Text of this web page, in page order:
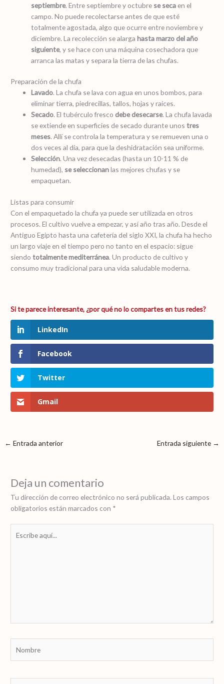
septiembre. Entre septiembre y octubre se seca en el
campo. No puede recolectarse antes de que esté
totalmente agostada, algo que ocurre entre noviembre y
diciembre. La recolección se alargahasta marzo del año
siguiente, y se hace con una máquina cosechadora que
arranca las matas y separa la tierra de las chufas.
Preparación de la chufa
Lavado. La chufa se lava con agua en unos bombos, para
eliminar tierra, piedrecillas, tallos, hojas y raíces.
Secado. El tubérculo fresco debe desecarse. La chufa lavada
se extiende en superficies de secado durante unostres
meses. Allí se controla la temperatura y se remueven una o
dos veces al día, para que la deshidratación sea uniforme.
Selección. Una vez desecadas (hasta un 10-11 % de
humedad), se seleccionanlas mejores chufas y se
empaquetan.
Listas para consumir
Con el empaquetado la chufa ya puede ser utilizada en otros
procesos. El cultivo vuelve a empezar, y así año tras año. Desde el
Antiguo Egipto hasta una cafetería del siglo XXI, la chufa ha hecho
un largo viaje en el tiempo pero no tanto en el espacio: sigue
siendo totalmente mediterránea. Un producto de cultivo y
consumo muy tradicional para una vida saludable moderna.
LinkedIn
Facebook
Twitter
Gmail
← Entrada anterior Entrada siguiente →
Deja un comentario
Tu dirección de correo electrónico no será publicada. Los campos
obligatorios están marcados con *
aquí...